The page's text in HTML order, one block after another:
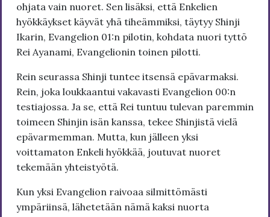
ohjata vain nuoret. Sen lisäksi, että Enkelien
hyökkäykset käyvät yhä tiheämmiksi, täytyy Shinji
Ikarin, Evangelion 01:n pilotin, kohdata nuori tyttö
Rei Ayanami, Evangelionin toinen pilotti.
Rein seurassa Shinji tuntee itsensä epävarmaksi.
Rein, joka loukkaantui vakavasti Evangelion 00:n
testiajossa. Ja se, että Rei tuntuu tulevan paremmin
toimeen Shinjin isän kanssa, tekee Shinjistä vielä
epävarmemman. Mutta, kun jälleen yksi
voittamaton Enkeli hyökkää, joutuvat nuoret
tekemään yhteistyötä.
Kun yksi Evangelion raivoaa silmittömästi
ympäriinsä, lähetetään nämä kaksi nuorta